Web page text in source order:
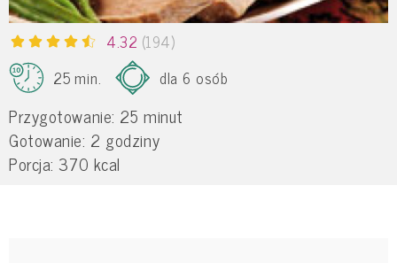
4.32 (194)
25 min.
dla 6 osób
Przygotowanie: 25 minut
Gotowanie: 2 godziny
Porcja: 370 kcal